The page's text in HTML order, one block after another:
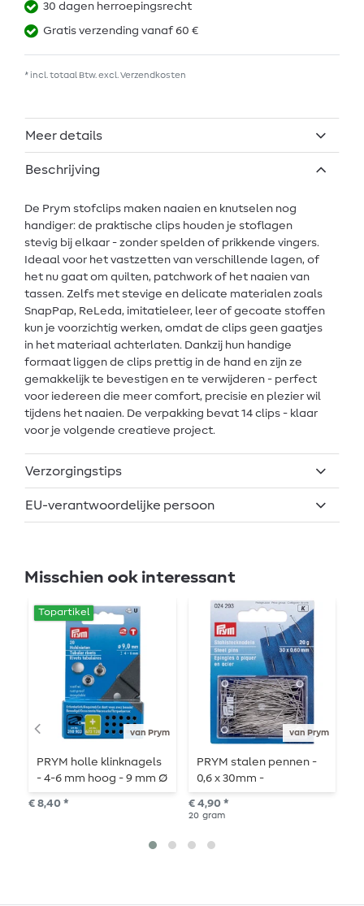
30 dagen herroepingsrecht
Gratis verzending vanaf 60 €
* incl. totaal Btw. excl.Verzendkosten
Meer details
Beschrijving
De Prym stofclips maken naaien en knutselen nog
handiger: de praktische clips houden je stoflagen
stevig bij elkaar - zonder spelden of prikkende vingers.
Ideaal voor het vastzetten van verschillende lagen, of
het nu gaat om quilten, patchwork of het naaien van
tassen. Zelfs met stevige en delicate materialen zoals
SnapPap, ReLeda, imitatieleer, leer of gecoate stoffen
kun je voorzichtig werken, omdat de clips geen gaatjes
in het materiaal achterlaten. Dankzij hun handige
formaat liggen de clips prettig in de hand en zijn ze
gemakkelijk te bevestigen en te verwijderen - perfect
voor iedereen die meer comfort, precisie en plezier wil
tijdens het naaien. De verpakking bevat 14 clips - klaar
voor je volgende creatieve project.
Verzorgingstips
EU-verantwoordelijke persoon
Misschien ook interessant
van Prym
Topartikel
PRYM holle klinknagels
- 4-6 mm hoog - 9 mm Ø
- zilverkleurig
€ 8,40 *
van Prym
PRYM stalen pennen -
0,6 x 30mm -
zilverkleurig - 20g
€ 4,90 *
20 gram